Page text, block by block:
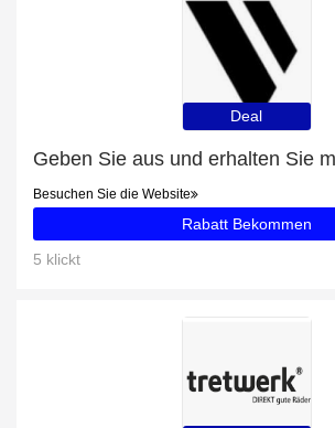
Deal
Besuchen Sie die Website
Rabatt Bekommen
5 klickt